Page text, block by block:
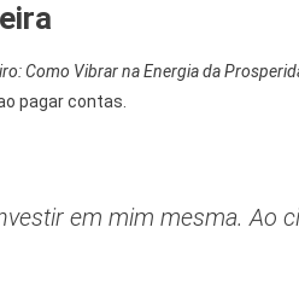
Como Vibrar na Energia da
pagar contas.
em mim mesma. Ao